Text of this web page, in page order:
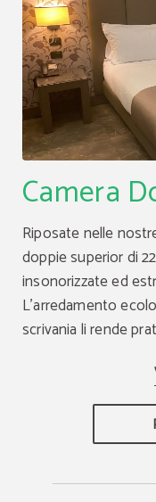
Camera
Riposate nelle
doppie superior di
insonorizzate ed
L'arredamento
scrivania li rende